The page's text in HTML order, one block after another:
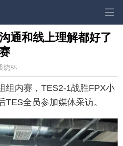
通和线上理解都好了
烧杯
组内赛，TES2-1战胜FPX小
全员参加媒体采访。